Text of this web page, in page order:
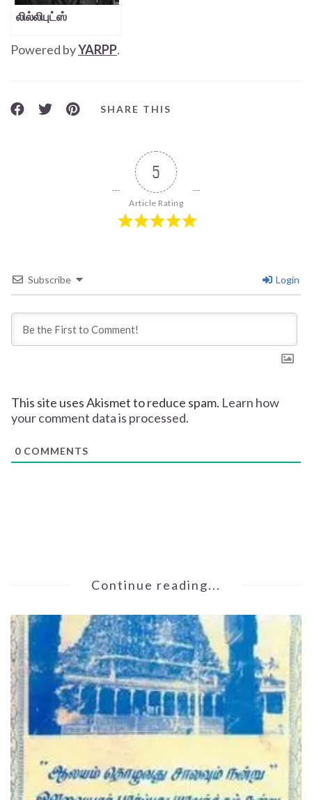
லில்லிபுட்ஸ்
Powered byYARPP.
SHARE THIS
5
Article Rating
Subscribe Login
This site uses Akismet to reduce spam. Learn how
your comment data is processed.
0 COMMENTS
Continue reading...